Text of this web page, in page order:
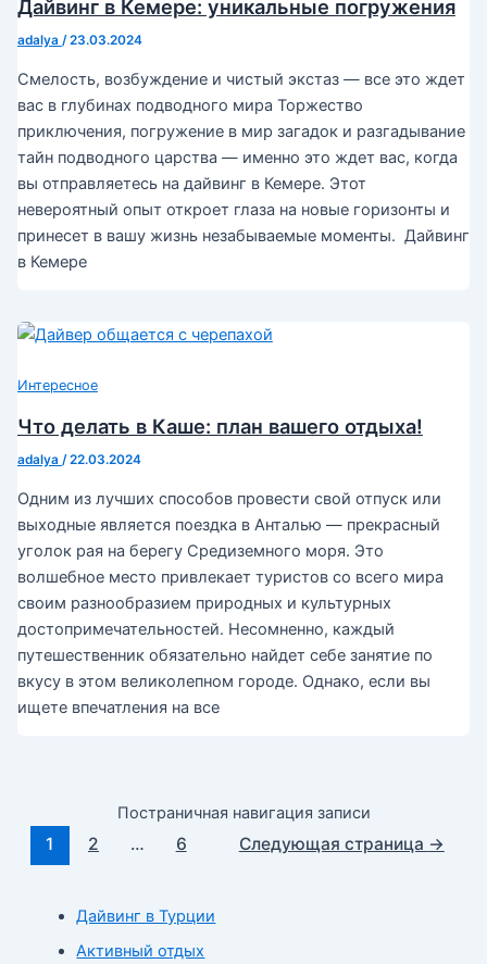
Дайвинг в Кемере: уникальные погружения
adalya /23.03.2024
Смелость, возбуждение и чистый экстаз — все это ждет
вас в глубинах подводного мира Торжество
приключения, погружение в мир загадок и разгадывание
тайн подводного царства — именно это ждет вас, когда
вы отправляетесь на дайвинг в Кемере. Этот
невероятный опыт откроет глаза на новые горизонты и
принесет в вашу жизнь незабываемые моменты. Дайвинг
в Кемере
Интересное
Что делать в Каше: план вашего отдыха!
adalya /22.03.2024
Одним из лучших способов провести свой отпуск или
выходные является поездка в Анталью — прекрасный
уголок рая на берегу Средиземного моря. Это
волшебное место привлекает туристов со всего мира
своим разнообразием природных и культурных
достопримечательностей. Несомненно, каждый
путешественник обязательно найдет себе занятие по
вкусу в этом великолепном городе. Однако, если вы
ищете впечатления на все
Постраничная навигация записи
1 2 … 6 Следующая страница →
Дайвинг в Турции
Активный отдых